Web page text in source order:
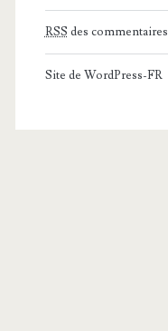
RSS des commentaires
Site de WordPress-FR